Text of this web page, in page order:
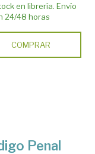
en librería. Envío
24/48 horas
COMPRAR
Penal